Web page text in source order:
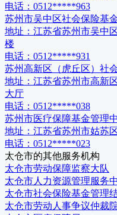
电话： 0512*****963
苏州市吴中区社会保险基
地址： 江苏省苏州市吴中
楼
电话： 0512*****931
苏州高新区（虎丘区）社
地址： 江苏省苏州市高新
大厅
电话： 0512*****038
苏州市医疗保障基金管理
地址： 江苏省苏州市姑苏
电话： 0512*****023
太仓市的其他服务机构
太仓市劳动保障监察大队
太仓市人力资源管理服务
太仓市社会保险基金管理
太仓市劳动人事争议仲裁